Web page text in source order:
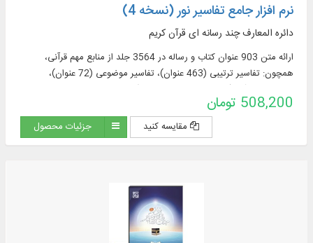
نرم افزار جامع تفاسیر نور (نسخه 4)
دائره المعارف چند رسانه ای قرآن کریم
ارائه متن 903 عنوان کتاب و رساله در 3564 جلد از منابع مهم قرآنی،
همچون: تفاسیر ترتیبی (463 عنوان)، تفاسیر موضوعی (72 عنوان)،
عنوان)، پرسمان‌های قرآنی (32 عنوان)
508,200 تومان
مقایسه کنید جزئیات محصول